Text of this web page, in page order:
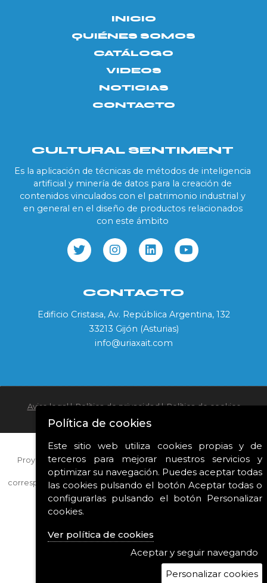
INICIO
QUIÉNES SOMOS
CATÁLOGO
VIDEOS
NOTICIAS
CONTACTO
CULTURAL SENTIMENT
Es la aplicación de técnicas de métodos de inteligencia
artificial y minería de datos para la creación de
contenidos vinculados con el patrimonio industrial y
en general en el diseño de productos relacionados
con este ámbito
CONTACTO
Edificio Cristasa, Av. República Argentina, 132
33213 Gijón (Asturias)
info@uriaxait.com
Aviso legal|Política de privacidad|Política de cookies
Diseño web ::ticmedia.es
Proyecto financiado con las ayudas para la modernización e
innovación de las industrias culturales y creativas
correspondientes al año 2022 del Ministerio de Cultura y Deporte.
Política de cookies
Este sitio web utiliza cookies propias y de
terceros para mejorar nuestros servicios y
optimizar su navegación. Puedes aceptar todas
las cookies pulsando el botón Aceptar todas o
configurarlas pulsando el botón Personalizar
cookies.
Ver política de cookies
Aceptar y seguir navegando
Personalizar cookies